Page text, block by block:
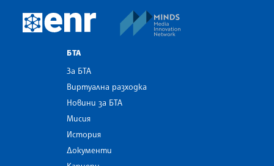
European Newsroom
БТА
За БТА
Виртуална разходка
Новини за БТА
Мисия
История
Документи